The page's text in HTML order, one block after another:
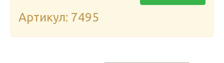
Артикул: 7495